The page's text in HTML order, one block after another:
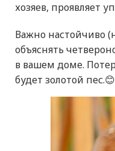
хозяев, проявляет
Важно настойчиво
объяснять
в вашем доме.
будет золотой пес.😊